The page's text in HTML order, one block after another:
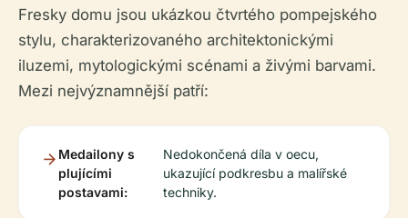
Fresky domu jsou ukázkou čtvrtého pompejského
stylu, charakterizovaného architektonickými
iluzemi, mytologickými scénami a živými barvami.
Mezi nejvýznamnější patří:
Medailony s
plujícími
postavami:
Nedokončená díla v oecu,
ukazující podkresbu a malířské
techniky.